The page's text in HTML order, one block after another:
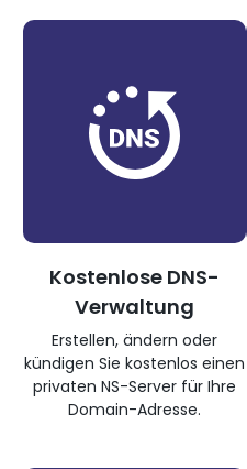
Kostenlose DNS-
Verwaltung
Erstellen, ändern oder
kündigen Sie kostenlos einen
privaten NS-Server für Ihre
Domain-Adresse.